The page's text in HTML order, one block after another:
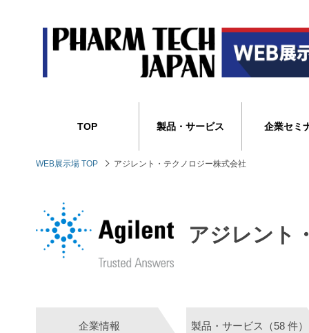
TOP 製品・サービス 企業セミ
WEB展示場 TOP アジレント・テクノロジー株式会社
アジレント
企業情報 製品・サービス（58 件）